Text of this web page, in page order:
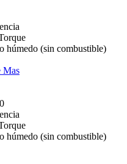
húmedo (sin combustible)
Mas
húmedo (sin combustible)